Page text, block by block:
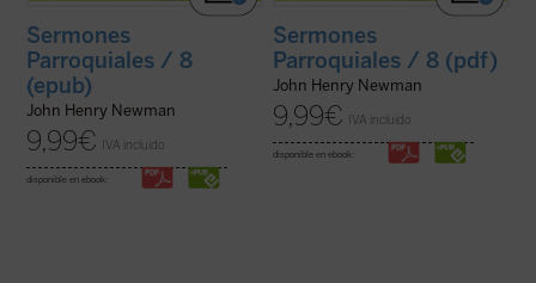
Sermones
Parroquiales / 8
(epub)
John Henry Newman
9,99€ IVA incluido
disponible en ebook:
Sermones
Parroquiales / 8 (pdf)
John Henry Newman
9,99€ IVA incluido
disponible en ebook: